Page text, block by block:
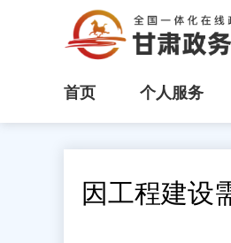
首页 个人服务
因工程建设